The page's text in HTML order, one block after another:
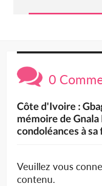
0
Côte d'Ivoire :
mémoire de
condoléances à sa
Veuillez vous
contenu.